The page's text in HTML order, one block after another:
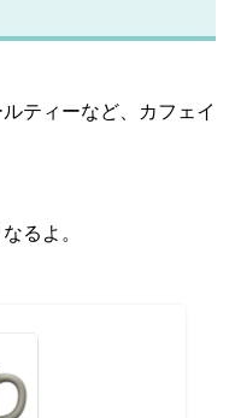
ルティーなど、カフェイ
るよ。